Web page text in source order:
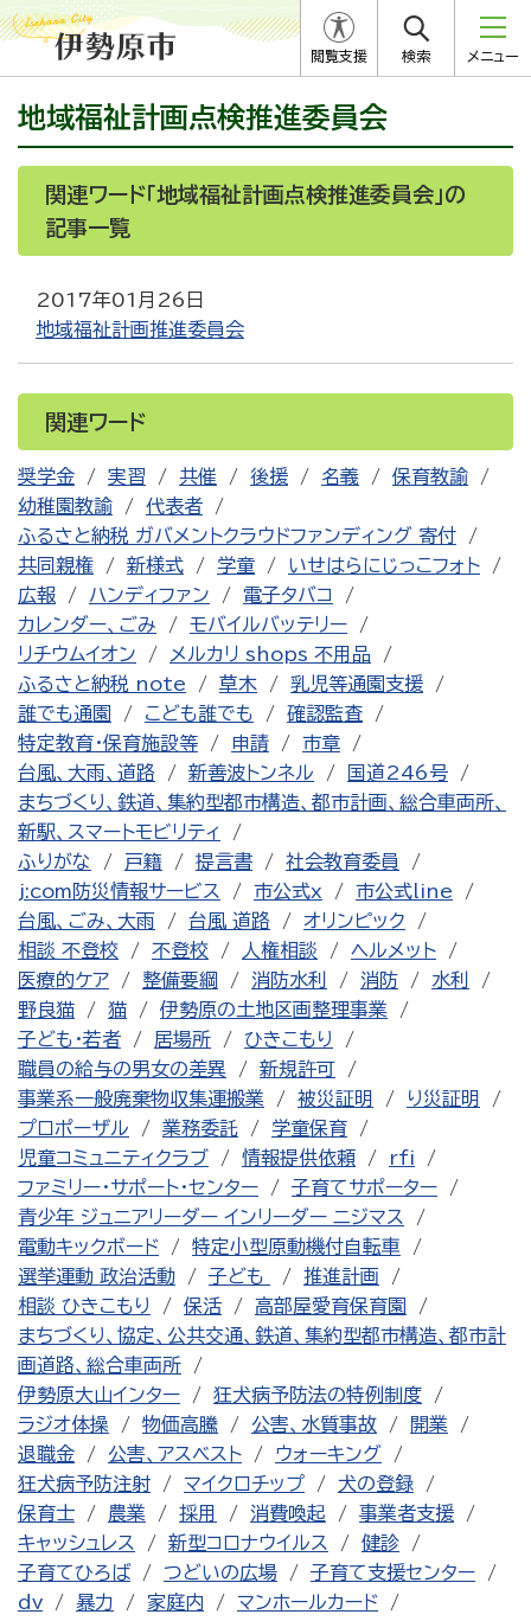
閲覧支援 検索 メニュー
地域福祉計画点検推進委員会
関連ワード「地域福祉計画点検推進委員会」の
記事一覧
2017年01月26日
地域福祉計画推進委員会
関連ワード
奨学金 実習 共催 後援 名義
保育教諭
幼稚園教諭
代表者
ふるさと納税 ガバメントクラウドファンディング 寄付
共同親権
新様式 学童
いせはらにじっこフォト
広報
ハンディファン
電子タバコ
カレンダー、ごみ
モバイルバッテリー
リチウムイオン
メルカリ shops 不用品
ふるさと納税 note
草木
乳児等通園支援
誰でも通園
こども誰でも
確認監査
特定教育・保育施設等
申請
市章
台風、大雨、道路
新善波トンネル
国道246号
まちづくり、鉄道、集約型都市構造、都市計画、総合車両所、
新駅、スマートモビリティ
ふりがな
戸籍 提言書
社会教育委員
j:com防災情報サービス
市公式x
市公式line
台風、ごみ、大雨
台風 道路
オリンピック
相談 不登校
不登校 人権相談
ヘルメット
医療的ケア
整備要綱 消防水利 消防
水利
野良猫
猫
伊勢原の土地区画整理事業
子ども・若者
居場所
ひきこもり
職員の給与の男女の差異
新規許可
事業系一般廃棄物収集運搬業
被災証明
り災証明
プロポーザル
業務委託
学童保育
児童コミュニティクラブ
情報提供依頼
rfi
ファミリー・サポート・センター
子育てサポーター
青少年 ジュニアリーダー インリーダー ニジマス
電動キックボード
特定小型原動機付自転車
選挙運動 政治活動
子ども
推進計画
相談 ひきこもり
保活
高部屋愛育保育園
まちづくり、協定、公共交通、鉄道、集約型都市構造、都市計
画道路、総合車両所
伊勢原大山インター
狂犬病予防法の特例制度
ラジオ体操
物価高騰 公害、水質事故
開業
退職金
公害、アスベスト
ウォーキング
狂犬病予防注射
マイクロチップ
犬の登録
保育士
農業 採用 消費喚起
事業者支援
キャッシュレス
新型コロナウイルス
健診
子育てひろば
つどいの広場
子育て支援センター
dv
暴力 家庭内
マンホールカード